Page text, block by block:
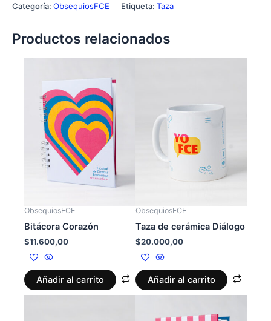
Categoría: ObsequiosFCE Etiqueta: Taza
Productos relacionados
ObsequiosFCE
Bitácora Corazón
$11.600,00
Añadir al carrito
ObsequiosFCE
Taza de cerámica Diálogo
$20.000,00
Añadir al carrito